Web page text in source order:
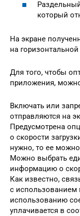
который
На экране
на
Для того, чтобы
приложения,
Включать или
отправляются на
Предусмотрена
о скорости
нужно, то ее
Можно выбрать
информацию о
Как известно,
с использованием
использованию
уплачивается в